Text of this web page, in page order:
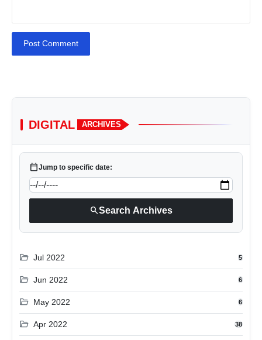
Post Comment
DIGITAL ARCHIVES
calendar_todayJump to specific date:
searchSearch Archives
folder_open Jul 2022 5
folder_open Jun 2022 6
folder_open May 2022 6
folder_open Apr 2022 38